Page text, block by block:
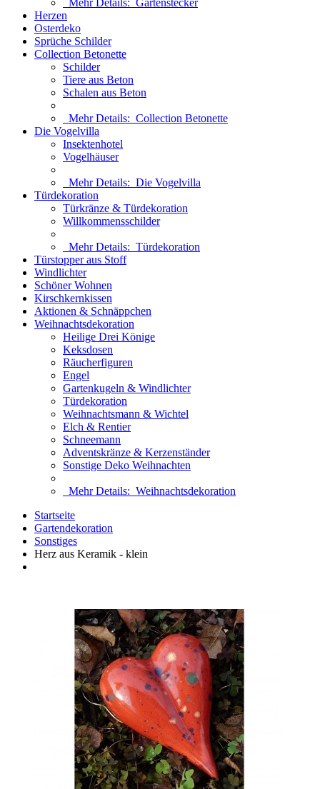
Mehr Details: Gartenstecker
Herzen
Osterdeko
Sprüche Schilder
Collection Betonette
Schilder
Tiere aus Beton
Schalen aus Beton
Mehr Details: Collection Betonette
Die Vogelvilla
Insektenhotel
Vogelhäuser
Mehr Details: Die Vogelvilla
Türdekoration
Türkränze & Türdekoration
Willkommensschilder
Mehr Details: Türdekoration
Türstopper aus Stoff
Windlichter
Schöner Wohnen
Kirschkernkissen
Aktionen & Schnäppchen
Weihnachtsdekoration
Heilige Drei Könige
Keksdosen
Räucherfiguren
Engel
Gartenkugeln & Windlichter
Türdekoration
Weihnachtsmann & Wichtel
Elch & Rentier
Schneemann
Adventskränze & Kerzenständer
Sonstige Deko Weihnachten
Mehr Details: Weihnachtsdekoration
Startseite
Gartendekoration
Sonstiges
Herz aus Keramik - klein